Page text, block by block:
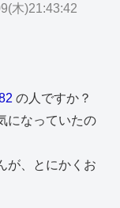
木)21:43:42
の人ですか？
になっていたの
が、とにかくお